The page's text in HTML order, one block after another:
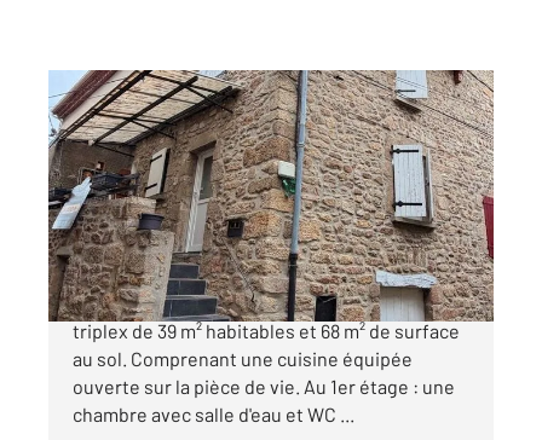
ROIFFIEUX 07
68 m2, 3 pièces
Ref : 5141
Maison à vendre
99 000 €
ROIFFIEUX Maison de village en pierre en
triplex de 39 m² habitables et 68 m² de surface
au sol. Comprenant une cuisine équipée
ouverte sur la pièce de vie. Au 1er étage : une
chambre avec salle d'eau et WC ...